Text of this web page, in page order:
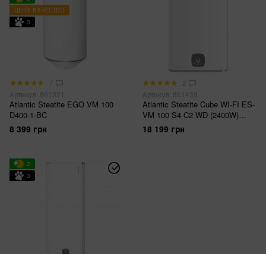
ЦЕНА-КАЧЕСТВО
3
7
Артикул: 861321
Atlantic Steatite EGO VM 100
D400-1-BC
8 399 грн
2
Артикул: 861438
Atlantic Steatite Cube WI-FI ES-
VM 100 S4 C2 WD (2400W)
white
18 199 грн
2
3